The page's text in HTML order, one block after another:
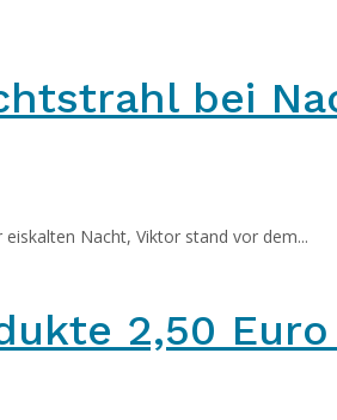
bei
Nacht, Viktor stand vor dem...
2,50